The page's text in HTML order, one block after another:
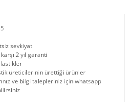
sevkiyat
2 yıl garanti
lastikler
üreticilerinin ürettiği ürünler
ve bilgi talepleriniz için whatsapp